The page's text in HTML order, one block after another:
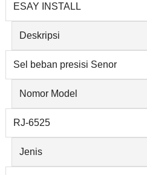
ESAY INSTALL
Deskripsi
Sel beban presisi Senor
Nomor Model
RJ-6525
Jenis